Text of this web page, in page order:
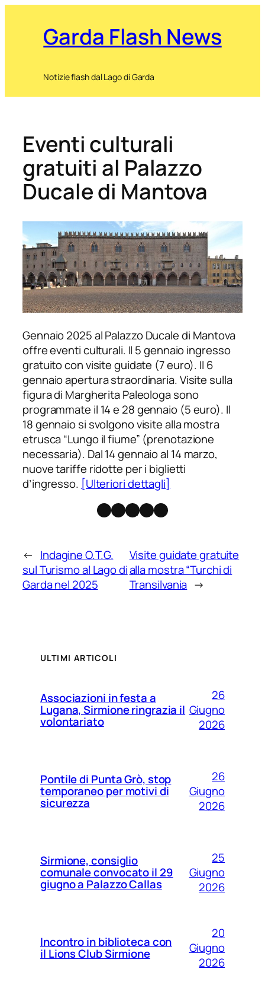
Garda Flash News
Notizie flash dal Lago di Garda
Eventi culturali
gratuiti al Palazzo
Ducale di Mantova
Gennaio 2025 al Palazzo Ducale di Mantova
offre eventi culturali. Il 5 gennaio ingresso
gratuito con visite guidate (7 euro). Il 6
gennaio apertura straordinaria. Visite sulla
figura di Margherita Paleologa sono
programmate il 14 e 28 gennaio (5 euro). Il
18 gennaio si svolgono visite alla mostra
etrusca “Lungo il fiume” (prenotazione
necessaria). Dal 14 gennaio al 14 marzo,
nuove tariffe ridotte per i biglietti
d’ingresso. [Ulteriori dettagli]
Facebook
Instagram
X Threads
Telegram
← Indagine O.T.G.
sul Turismo al Lago di
Garda nel 2025
Visite guidate gratuite
alla mostra “Turchi di
Transilvania →
ULTIMI ARTICOLI
Associazioni in festa a
Lugana, Sirmione ringrazia il
volontariato
26
Giugno
2026
Pontile di Punta Grò, stop
temporaneo per motivi di
sicurezza
26
Giugno
2026
Sirmione, consiglio
comunale convocato il 29
giugno a Palazzo Callas
25
Giugno
2026
Incontro in biblioteca con
il Lions Club Sirmione
20
Giugno
2026